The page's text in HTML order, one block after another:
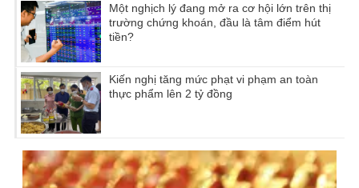
Một nghịch lý đang mở ra cơ hội lớn trên thị
trường chứng khoán, đầu là tâm điểm hút
tiền?
Kiến nghị tăng mức phạt vi phạm an toàn
thực phẩm lên 2 tỷ đồng